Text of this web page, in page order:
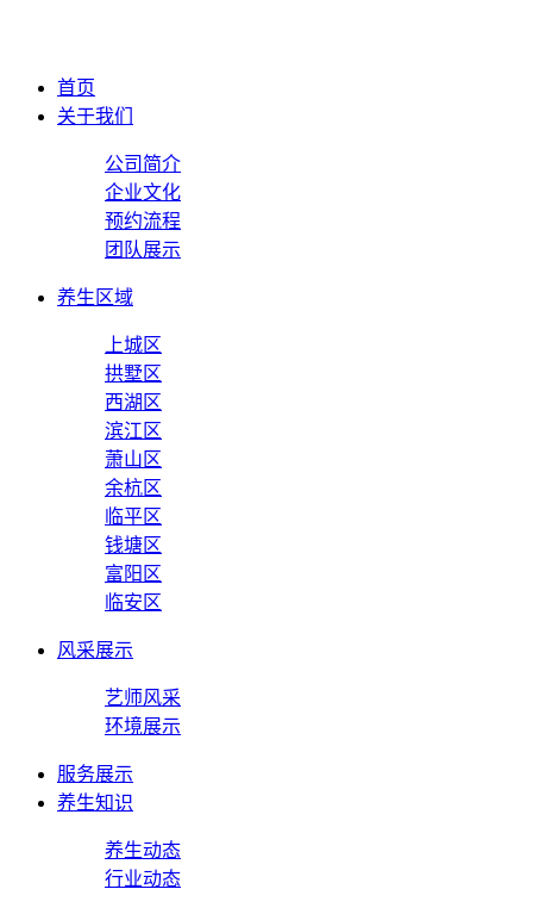
首页
关于我们
公司简介
企业文化
预约流程
团队展示
养生区域
上城区
拱墅区
西湖区
滨江区
萧山区
余杭区
临平区
钱塘区
富阳区
临安区
风采展示
艺师风采
环境展示
服务展示
养生知识
养生动态
行业动态